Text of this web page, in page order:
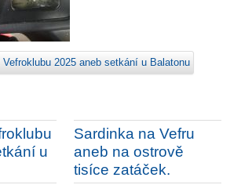
2025 aneb setkání u Balatonu
u
Sardinka na Vefru
aneb na ostrově
tisíce zatáček.